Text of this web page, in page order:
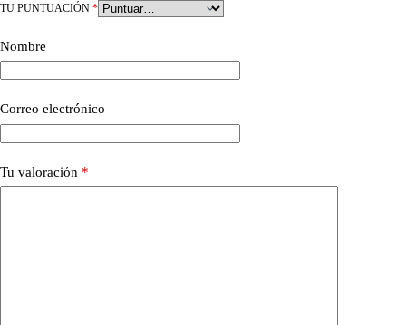
TU PUNTUACIÓN *
Nombre
Correo electrónico
Tu valoración *